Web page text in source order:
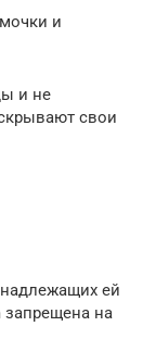
и
и не
свои
ей
запрещена на